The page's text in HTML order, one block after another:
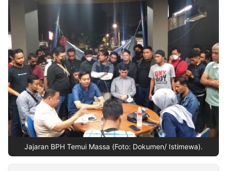
INDONESIA
Partner
Insight
NTB
Suara
Time
Lens
IDN
Daily
Jogja
Jalan
Rakyat
Idealita
News
Kita
Notice
Dinamikapost.com
Radar
Baru
Seedbacklink
Follow
Kabarbaru
Jajaran BPH Temui Massa (Foto: Dokumen/ Istimewa).